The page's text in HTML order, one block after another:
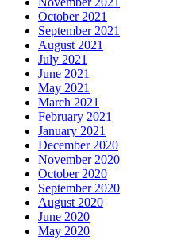
October 2021
September 2021
August 2021
July 2021
June 2021
May 2021
March 2021
February 2021
January 2021
December 2020
November 2020
October 2020
September 2020
August 2020
June 2020
May 2020